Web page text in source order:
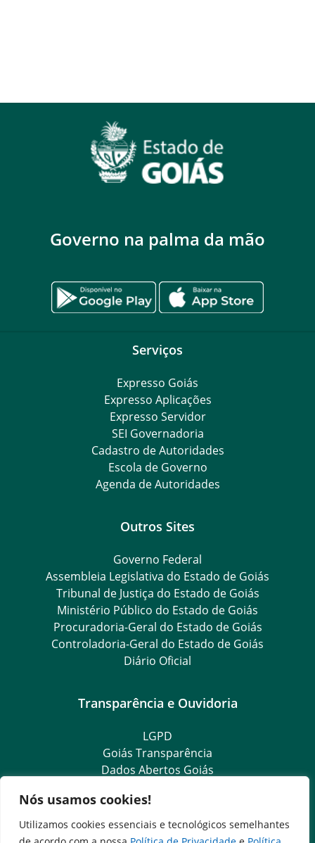
Nós usamos cookies!
Utilizamos cookies essenciais e tecnológicos semelhantes
Governo na palma da mão
Serviços
Expresso Goiás
Expresso Aplicações
Expresso Servidor
SEI Governadoria
Cadastro de Autoridades
Escola de Governo
Agenda de Autoridades
Outros Sites
Governo Federal
Assembleia Legislativa do Estado de Goiás
Tribunal de Justiça do Estado de Goiás
Ministério Público do Estado de Goiás
Procuradoria-Geral do Estado de Goiás
Controladoria-Geral do Estado de Goiás
Diário Oficial
Transparência e Ouvidoria
LGPD
Goiás Transparência
Dados Abertos Goiás
e-SIC – Serviço Eletrônico de Informação ao Cidadão
Ouvidoria Setorial (Expresso)
Ouvidoria Setorial (Presencial)